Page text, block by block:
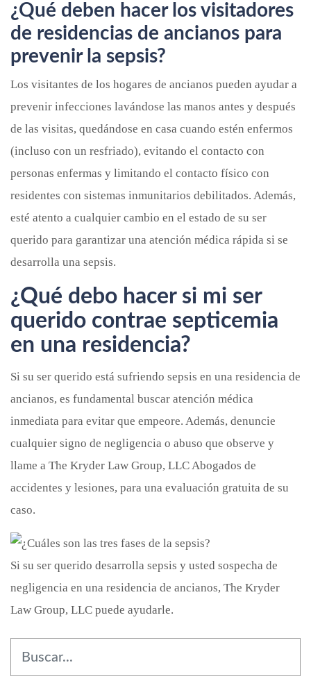
¿Qué deben hacer los visitadores
de residencias de ancianos para
prevenir la sepsis?
Los visitantes de los hogares de ancianos pueden ayudar a
prevenir infecciones lavándose las manos antes y después
de las visitas, quedándose en casa cuando estén enfermos
(incluso con un resfriado), evitando el contacto con
personas enfermas y limitando el contacto físico con
residentes con sistemas inmunitarios debilitados. Además,
esté atento a cualquier cambio en el estado de su ser
querido para garantizar una atención médica rápida si se
desarrolla una sepsis.
¿Qué debo hacer si mi ser
querido contrae septicemia
en una residencia?
Si su ser querido está sufriendo sepsis en una residencia de
ancianos, es fundamental buscar atención médica
inmediata para evitar que empeore. Además, denuncie
cualquier signo de negligencia o abuso que observe y
llame a The Kryder Law Group, LLC Abogados de
accidentes y lesiones, para una evaluación gratuita de su
caso.
Si su ser querido desarrolla sepsis y usted sospecha de
negligencia en una residencia de ancianos, The Kryder
Law Group, LLC puede ayudarle.